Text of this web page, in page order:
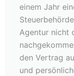
einem Jahr
Agentur nicht
den Vertrag
und